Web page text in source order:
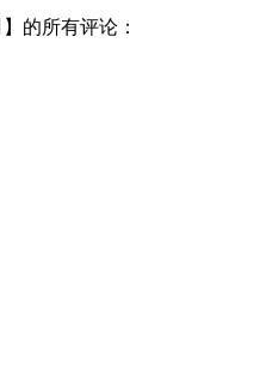
】的所有评论：